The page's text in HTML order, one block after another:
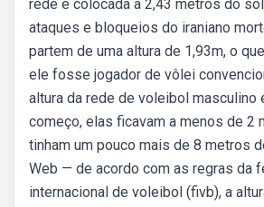
rede é colocada a 2,43 metros do
ataques e bloqueios do iraniano
partem de uma altura de 1,93m, o
ele fosse jogador de vôlei
altura da rede de voleibol masculino
começo, elas ficavam a menos de 2
tinham um pouco mais de 8 metros
Web — de acordo com as regras da
internacional de voleibol (fivb), a